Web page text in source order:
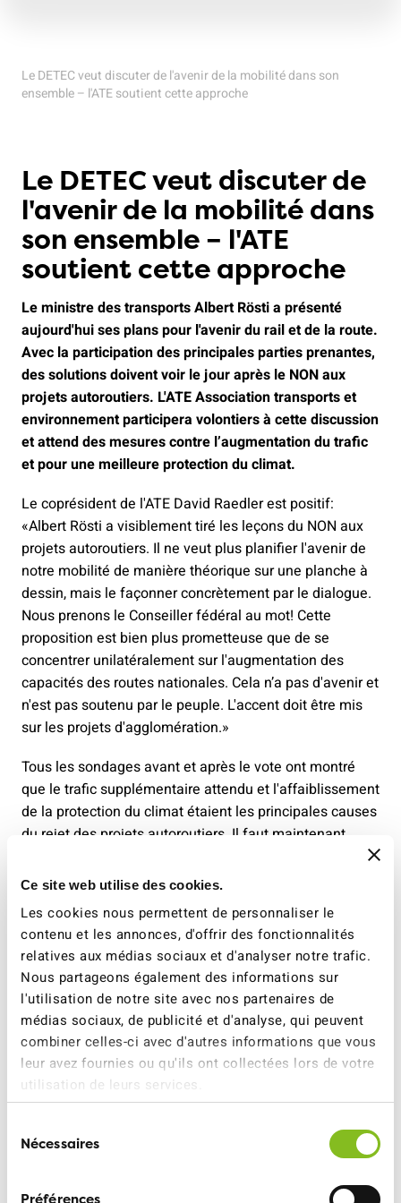
Ce site web utilise des cookies.
Les cookies nous permettent de personnaliser le
contenu et les annonces, d'offrir des fonctionnalités
relatives aux médias sociaux et d'analyser notre trafic.
Nous partageons également des informations sur
l'utilisation de notre site avec nos partenaires de
médias sociaux, de publicité et d'analyse, qui peuvent
combiner celles-ci avec d'autres informations que vous
leur avez fournies ou qu'ils ont collectées lors de votre
utilisation de leurs services.
Nécessaires
Préférences
Le DETEC veut discuter de l'avenir de la mobilité dans son
ensemble – l'ATE soutient cette approche
Le DETEC veut discuter de
l'avenir de la mobilité dans
son ensemble – l'ATE
soutient cette approche
Le ministre des transports Albert Rösti a présenté
aujourd'hui ses plans pour l'avenir du rail et de la route.
Avec la participation des principales parties prenantes,
des solutions doivent voir le jour après le NON aux
projets autoroutiers. L'ATE Association transports et
environnement participera volontiers à cette discussion
et attend des mesures contre l’augmentation du trafic
et pour une meilleure protection du climat.
Le coprésident de l'ATE David Raedler est positif:
«Albert Rösti a visiblement tiré les leçons du NON aux
projets autoroutiers. Il ne veut plus planifier l'avenir de
notre mobilité de manière théorique sur une planche à
dessin, mais le façonner concrètement par le dialogue.
Nous prenons le Conseiller fédéral au mot! Cette
proposition est bien plus prometteuse que de se
concentrer unilatéralement sur l'augmentation des
capacités des routes nationales. Cela n’a pas d'avenir et
n'est pas soutenu par le peuple. L'accent doit être mis
sur les projets d'agglomération.»
Tous les sondages avant et après le vote ont montré
que le trafic supplémentaire attendu et l'affaiblissement
de la protection du climat étaient les principales causes
du rejet des projets autoroutiers. Il faut maintenant
donc plus d'investissements dans les projets
d'agglomération et le renoncement systématique aux
extensions de capacité sur les routes nationales. Il est
impératif de donner la priorité aux solutions qui
fonctionnent et aux besoins urgents en matière de
transports publics.
Pour de plus amples
renseignements, veuillez vous
David Raedler, co-président de l’ATE Suisse, 079